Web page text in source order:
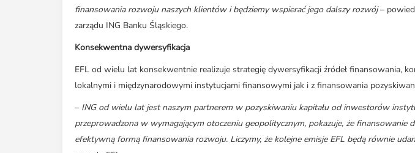
finansowania rozwoju naszych klientów i będziemy wspierać jego dalszy rozwój–
zarządu ING Banku Śląskiego.
Konsekwentna dywersyfikacja
EFL od wielu lat konsekwentnie realizuje strategię dywersyfikacji źródeł finansowania,
lokalnymi i międzynarodowymi instytucjami finansowymi jak i z finansowania
– ING od wielu lat jest naszym partnerem w pozyskiwaniu kapitału od inwestorów
przeprowadzona w wymagającym otoczeniu geopolitycznym, pokazuje, że finansowanie
efektywną formą finansowania rozwoju. Liczymy, że kolejne emisje EFL będą równie